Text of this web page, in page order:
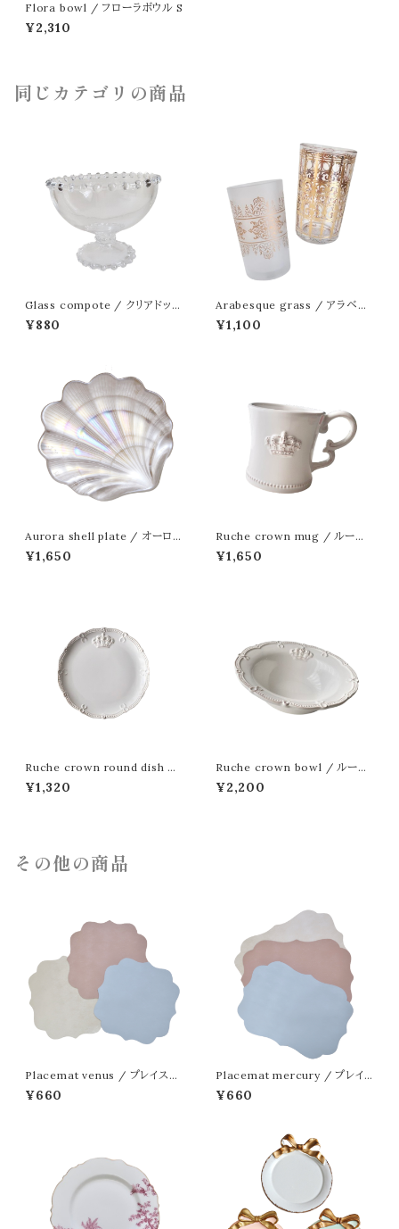
Flora bowl / フローラボウル S
¥2,310
同じカテゴリの商品
Glass compote / クリアドッド
ガラスコンポート
¥880
Arabesque grass / アラベス
クグラス
¥1,100
Aurora shell plate / オーロラ
シェルプレート
¥1,650
Ruche crown mug / ルーシ
ュクラウン マグカップ
¥1,650
Ruche crown round dish /
ルーシュクラウン ラウンド ディッ
シュ 15cm
¥1,320
Ruche crown bowl / ルーシ
ュクラウン ボウル
¥2,200
その他の商品
Placemat venus / プレイスマ
ット ビーナス
¥660
Placemat mercury / プレイ
スマット マーキュリー
¥660